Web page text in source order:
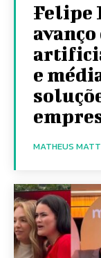
Felipe
e
MATHEUS